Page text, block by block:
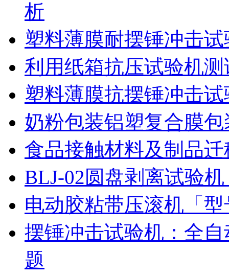
析
塑料薄膜耐摆锤冲击
利用纸箱抗压试验机
塑料薄膜抗摆锤冲击
奶粉包装铝塑复合膜
食品接触材料及制品
BLJ-02圆盘剥离试验
电动胶粘带压滚机「
摆锤冲击试验机：全
题